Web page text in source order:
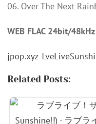
06. Over The Next
WEB FLAC 24bit/48kHz
Related Posts: